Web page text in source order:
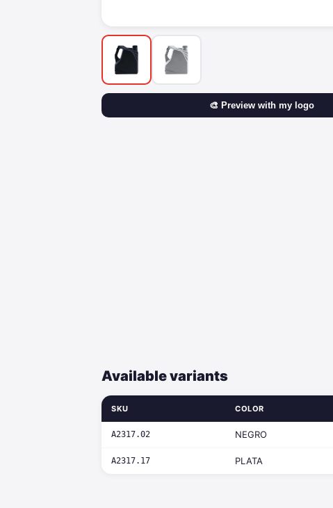
🎨 Preview with my logo
Available variants
SKU COLOR
A2317.02 NEGRO
A2317.17 PLATA